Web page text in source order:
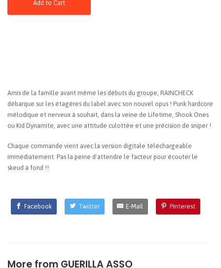
Add to Cart
Amis de la famille avant même les débuts du groupe, RAINCHECK
débarque sur les étagères du label avec son nouvel opus ! Punk hardcore
mélodique et nerveux à souhait, dans la veine de Lifetime, Shook Ones
ou Kid Dynamite, avec une attitude culottée et une précision de sniper !
Chaque commande vient avec la version digitale téléchargeable
immédiatement. Pas la peine d'attendre le facteur pour écouter le
skeud à fond !!
Facebook Twitter E-Mail Pinterest
More from GUERILLA ASSO